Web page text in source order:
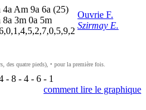
4a Am 9a 6a (25)
8a 3m 0a 5m
Ouvrie F.
Szirmay E.
des quatre pieds), • pour la première fois.
- 8 - 4 - 6 - 1
comment lire le graphique